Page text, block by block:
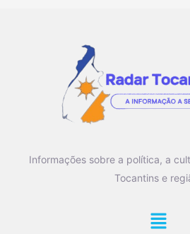
Informações sobre a política, a
Tocantins e
Main